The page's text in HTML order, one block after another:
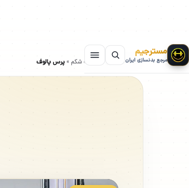
مسترجیم
مرجع بدنسازی ایرانسایت بدنسازی» حرکات شکم » پرس پالوف